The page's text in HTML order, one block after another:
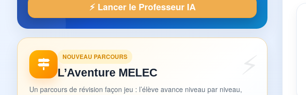
⚡ Lancer le Professeur IA
NOUVEAU PARCOURS
L’Aventure MELEC
Un parcours de révision façon jeu : l’élève avance niveau par niveau,